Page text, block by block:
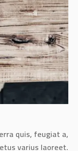
quis, feugiat a,
varius laoreet.